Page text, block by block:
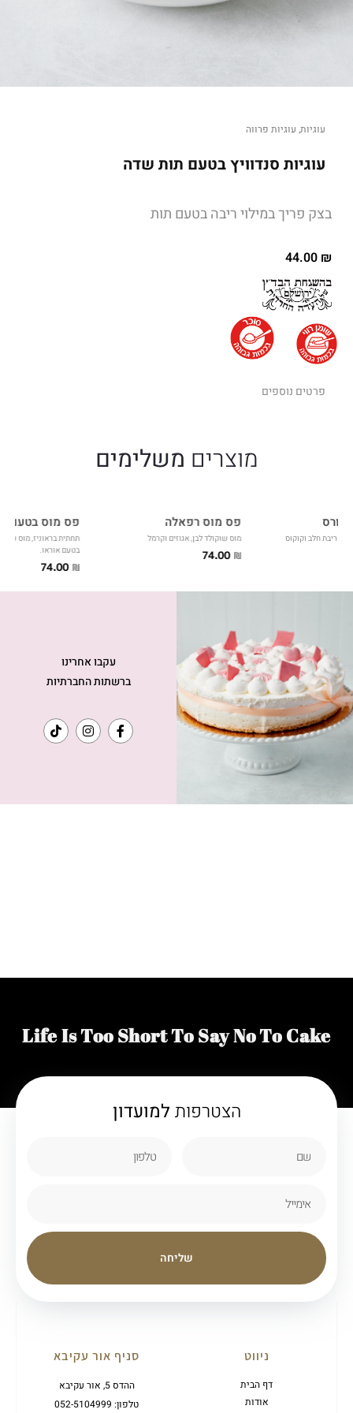
עוגיות, עוגיות פרווה
עוגיות סנדוויץ בטעם תות שדה
בצק פריך במילוי ריבה בטעם תות
44.00 ₪
פרטים נוספים
מוצרים משלימים
ריבת חלב וקוקוס
פס מוס רפאלה
74.00 ₪
מוס שוקולד לבן, אגוזים וקרמל
פס מוס בטעם
74.00 ₪
תחתית בראוניז, מוס
בטעם אוראו.
עקבו אחרינו
ברשתות החברתיות
Life Is Too Short To Say No To Cake
הצטרפות למועדון
שליחה
ניווט
דף הבית
אודות
סניף אור עקיבא
ההדס 5, אור עקיבא
טלפון: 052-5104999